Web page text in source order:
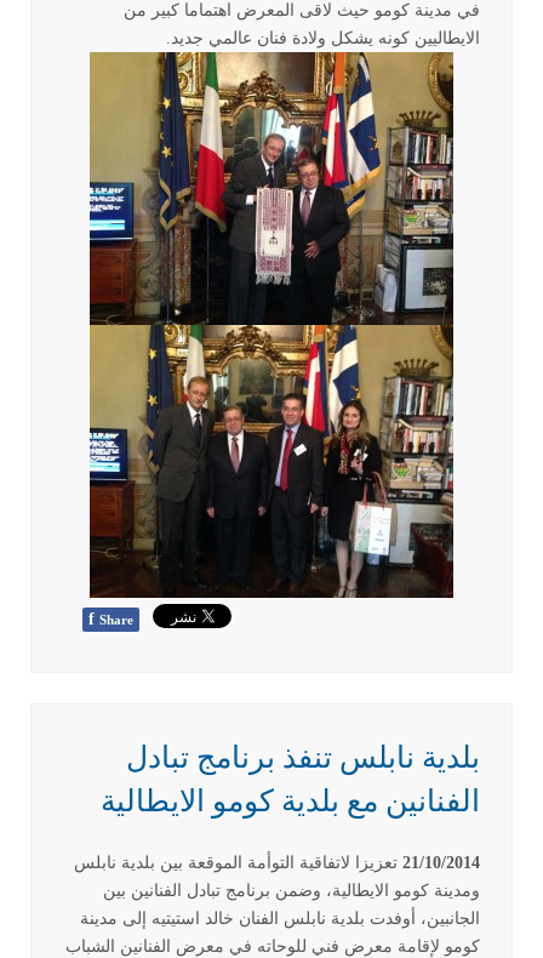
في مدينة كومو حيث لاقى المعرض اهتماما كبير من
الايطاليين كونه يشكل ولادة فنان عالمي جديد.
f Share
بلدية نابلس تنفذ برنامج تبادل
الفنانين مع بلدية كومو الايطالية
21/10/2014 تعزيزا لاتفاقية التوأمة الموقعة بين بلدية نابلس
ومدينة كومو الايطالية، وضمن برنامج تبادل الفنانين بين
الجانبين، أوفدت بلدية نابلس الفنان خالد استيتيه إلى مدينة
كومو لإقامة معرض فني للوحاته في معرض الفنانين الشباب